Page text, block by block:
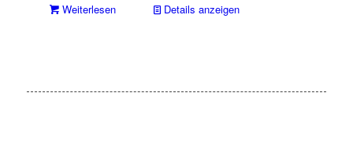
Weiterlesen Details anzeigen